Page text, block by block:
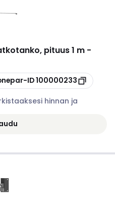
pituus 1 m -
ID100000233
hinnan ja